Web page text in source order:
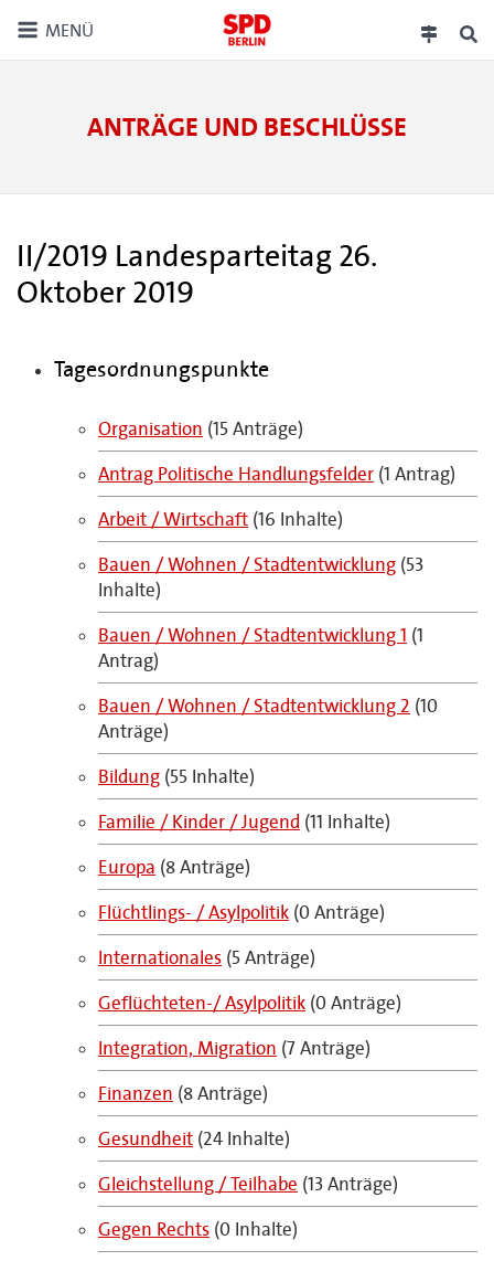
MENÜ
ANTRÄGE UND BESCHLÜSSE
II/2019 Landesparteitag 26.
Oktober 2019
Tagesordnungspunkte
Organisation (15 Anträge)
Antrag Politische Handlungsfelder (1 Antrag)
Arbeit / Wirtschaft (16 Inhalte)
Bauen / Wohnen / Stadtentwicklung (53
Inhalte)
Bauen / Wohnen / Stadtentwicklung 1 (1
Antrag)
Bauen / Wohnen / Stadtentwicklung 2 (10
Anträge)
Bildung (55 Inhalte)
Familie / Kinder / Jugend (11 Inhalte)
Europa (8 Anträge)
Flüchtlings- / Asylpolitik (0 Anträge)
Internationales (5 Anträge)
Geflüchteten-/ Asylpolitik (0 Anträge)
Integration, Migration (7 Anträge)
Finanzen (8 Anträge)
Gesundheit (24 Inhalte)
Gleichstellung / Teilhabe (13 Anträge)
Gegen Rechts (0 Inhalte)